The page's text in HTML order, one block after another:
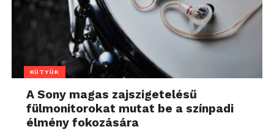
KÜTYÜK
A Sony magas zajszigetelésű
fülmonitorokat mutat be a színpadi
élmény fokozására